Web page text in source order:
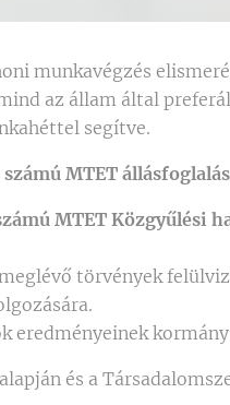
munkavégzés
az állam által
segítve.
MTET
MTET Közgyűlési
törvények
eredményeinek
és a